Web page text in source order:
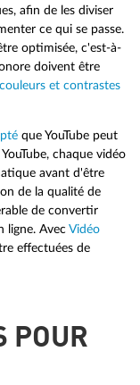
afin de les diviser
ce qui se passe.
optimisée, c'est-à-
doivent être
couleurs et contrastes
que YouTube peut
chaque vidéo
avant d'être
de la qualité de
de convertir
ligne. Avec Vidéo
effectuées de
POUR